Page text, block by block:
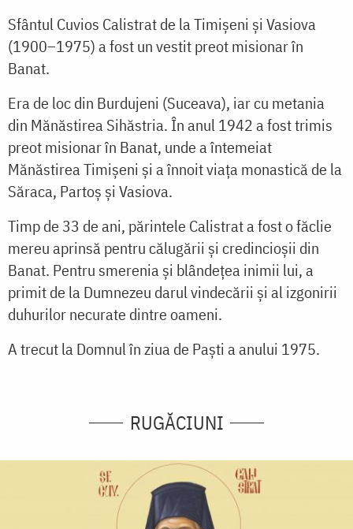
Sfântul Cuvios Calistrat de la Timișeni și Vasiova
(1900–1975) a fost un vestit preot misionar în
Banat.
Era de loc din Burdujeni (Suceava), iar cu metania
din Mănăstirea Sihăstria. În anul 1942 a fost trimis
preot misionar în Banat, unde a întemeiat
Mănăstirea Timișeni și a înnoit viața monastică de la
Săraca, Partoș și Vasiova.
Timp de 33 de ani, părintele Calistrat a fost o făclie
mereu aprinsă pentru călugării și credincioșii din
Banat. Pentru smerenia și blândețea inimii lui, a
primit de la Dumnezeu darul vindecării și al izgonirii
duhurilor necurate dintre oameni.
A trecut la Domnul în ziua de Paști a anului 1975.
RUGĂCIUNI